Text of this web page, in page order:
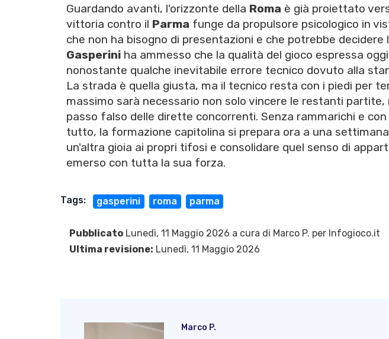
Guardando avanti, l'orizzonte della Roma è già proiettato
vittoria contro il Parma funge da propulsore psicologico in
che non ha bisogno di presentazioni e che potrebbe decidere
Gasperini ha ammesso che la qualità del gioco espressa
nonostante qualche inevitabile errore tecnico dovuto alla
La strada è quella giusta, ma il tecnico resta con i piedi per
massimo sarà necessario non solo vincere le restanti partite,
passo falso delle dirette concorrenti. Senza rammarichi e
tutto, la formazione capitolina si prepara ora a una
un'altra gioia ai propri tifosi e consolidare quel senso di
emerso con tutta la sua forza.
Tags: gasperini roma parma
Pubblicato Lunedì, 11 Maggio 2026 a cura di Marco P. per Infogioco.it
Ultima revisione: Lunedì, 11 Maggio 2026
Marco P.